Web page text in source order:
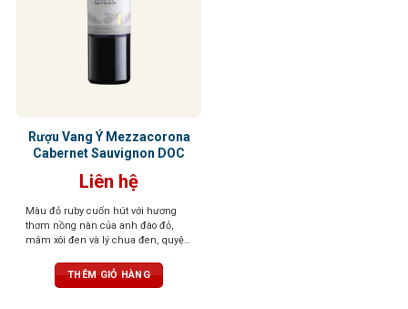
Rượu Vang Ý Mezzacorona
Cabernet Sauvignon DOC
Liên hệ
Màu đỏ ruby cuốn hút với hương
thơm nồng nàn của anh đào đỏ,
mâm xôi đen và lý chua đen, quyện
thuốc lá và tiêu đen. Cấu trúc tốt,
tannin mềm mại và axit cân bằng,
THÊM GIỎ HÀNG